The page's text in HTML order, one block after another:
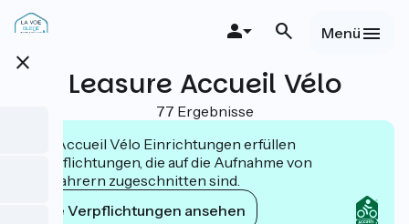
Direkt
zum
close
Menü
Leasure Accueil Vélo
77 Ergebnisse
Die Accueil Vélo Einrichtungen erfüllen
Verpflichtungen, die auf die Aufnahme von
Radfahrern zugeschnitten sind.
Die Verpflichtungen ansehen